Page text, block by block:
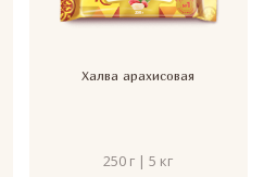
Халва арахисовая
250 г | 5 кг